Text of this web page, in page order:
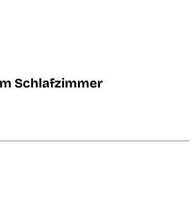
Schlafzimmer